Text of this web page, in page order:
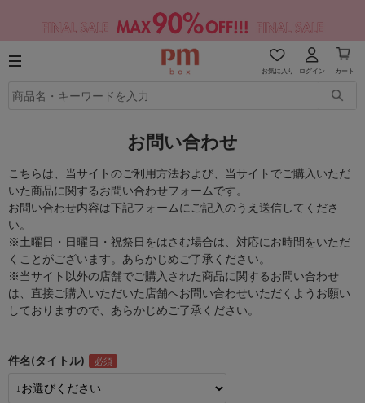
お気に入り ログイン カート
お問い合わせ
こちらは、当サイトのご利用方法および、当サイトでご購入いただ
いた商品に関するお問い合わせフォームです。
お問い合わせ内容は下記フォームにご記入のうえ送信してくださ
い。
※土曜日・日曜日・祝祭日をはさむ場合は、対応にお時間をいただ
くことがございます。あらかじめご了承ください。
※当サイト以外の店舗でご購入された商品に関するお問い合わせ
は、直接ご購入いただいた店舗へお問い合わせいただくようお願い
しておりますので、あらかじめご了承ください。
件名(タイトル)